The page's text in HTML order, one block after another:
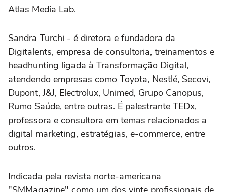
Atlas Media Lab.
Sandra Turchi - é diretora e fundadora da
Digitalents, empresa de consultoria, treinamentos e
headhunting ligada à Transformação Digital,
atendendo empresas como Toyota, Nestlé, Secovi,
Dupont, J&J, Electrolux, Unimed, Grupo Canopus,
Rumo Saúde, entre outras. É palestrante TEDx,
professora e consultora em temas relacionados a
digital marketing, estratégias, e-commerce, entre
outros.
Indicada pela revista norte-americana